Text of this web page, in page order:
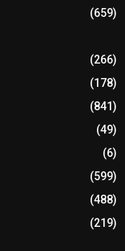
(659)
(266)
(178)
(841)
(49)
(6)
(599)
(488)
(219)